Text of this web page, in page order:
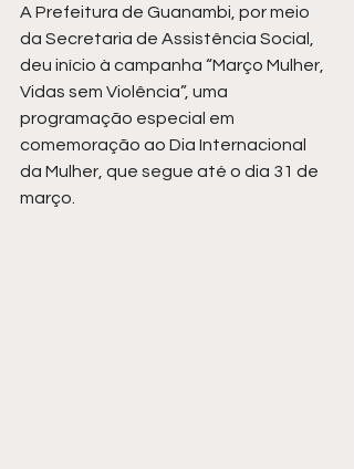
A Prefeitura de Guanambi, por meio
da Secretaria de Assistência Social,
deu início à campanha “Março Mulher,
Vidas sem Violência”, uma
programação especial em
comemoração ao Dia Internacional
da Mulher, que segue até o dia 31 de
março.